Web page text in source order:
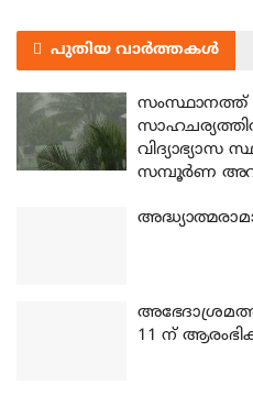
പുതിയ വാർത്തകൾ
സംസ്ഥാനത്ത്
വിദ്യാഭ്യാസ
സമ്പൂർണ
11 ന്